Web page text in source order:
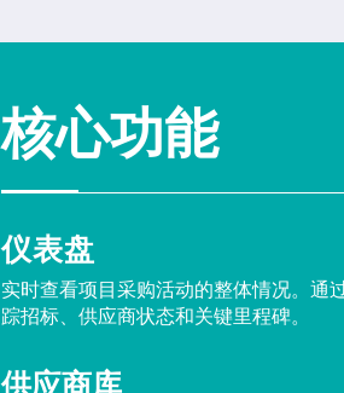
核心功能
仪表盘
实时查看项目采购活动的整体情况。通
踪招标、供应商状态和关键里程碑。
供应商库